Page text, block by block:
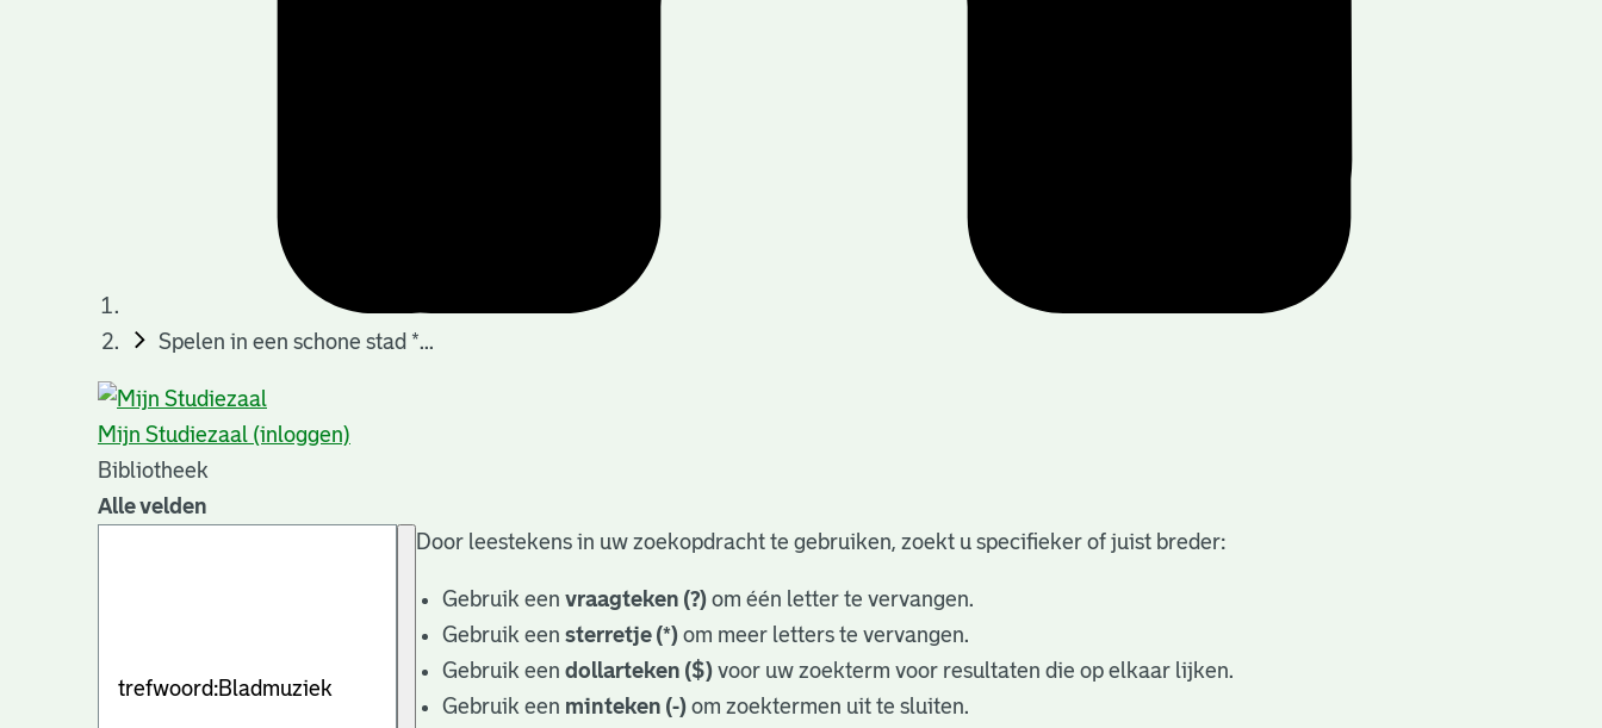
Spelen in een schone stad *...
Mijn Studiezaal (inloggen)
Bibliotheek
Alle velden
Door leestekens in uw zoekopdracht te gebruiken, zoekt u specifieker of juist breder:
Gebruik eenvraagteken (?) om één letter te vervangen.
Gebruik eensterretje (*) om meer letters te vervangen.
Gebruik eendollarteken ($) voor uw zoekterm voor resultaten die op elkaar lijken.
Gebruik een minteken (-) om zoektermen uit te sluiten.